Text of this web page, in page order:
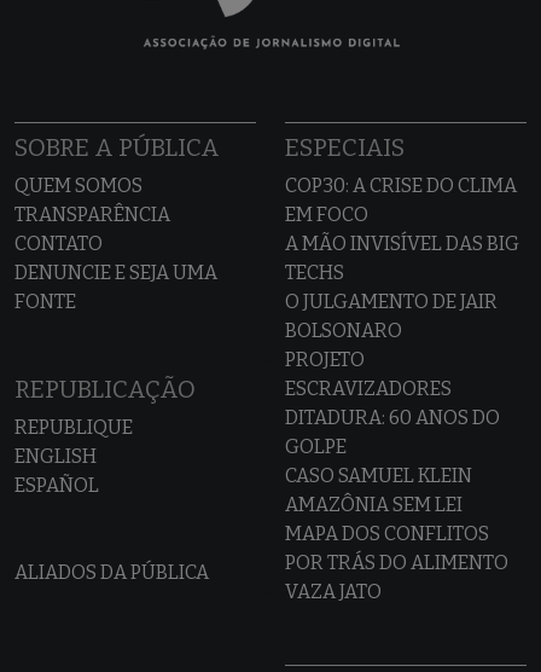
SOBRE A PÚBLICA
QUEM SOMOS
TRANSPARÊNCIA
CONTATO
DENUNCIE E SEJA UMA
FONTE
REPUBLICAÇÃO
REPUBLIQUE
ENGLISH
ESPAÑOL
ALIADOS DA PÚBLICA
ESPECIAIS
COP30: A CRISE DO CLIMA
EM FOCO
A MÃO INVISÍVEL DAS BIG
TECHS
O JULGAMENTO DE JAIR
BOLSONARO
PROJETO
ESCRAVIZADORES
DITADURA: 60 ANOS DO
GOLPE
CASO SAMUEL KLEIN
AMAZÔNIA SEM LEI
MAPA DOS CONFLITOS
POR TRÁS DO ALIMENTO
VAZA JATO